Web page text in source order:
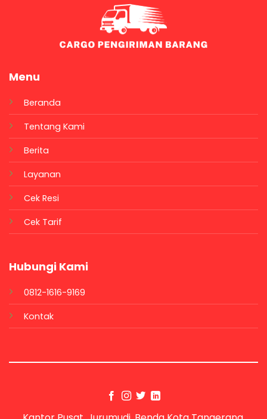
Menu
Beranda
Tentang Kami
Berita
Layanan
Cek Resi
Cek Tarif
Hubungi Kami
0812-1616-9169
Kontak